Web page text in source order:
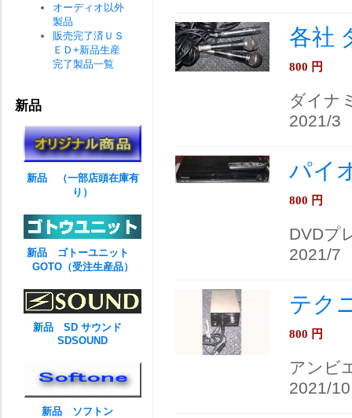
各社
800 円
ダイナ
2021/3
パイ
800 円
DVDプ
2021/7
テク
800 円
アンビ
2021/10
オーディオ以外
製品
販売完了済ＵＳ
ＥＤ+新品生産
完了製品一覧
新品
新品 （一部店頭在庫有
り）
新品 ゴトーユニット
GOTO（受注生産品）
新品 SD サウンド
SDSOUND
新品 ソフトン